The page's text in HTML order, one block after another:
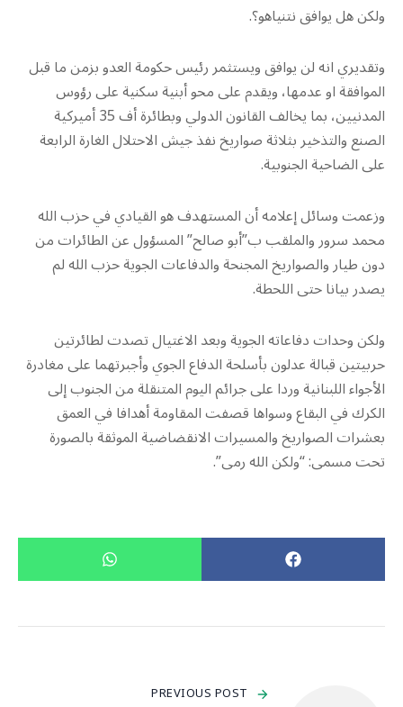
ولكن هل يوافق نتنياهو؟.
وتقديري انه لن يوافق ويستثمر رئيس حكومة العدو بزمن ما قبل
الموافقة او عدمها، ويقدم على محو أبنية سكنية على رؤوس
المدنيين، بما يخالف القانون الدولي وبطائرة أف 35 أميركية
الصنع والتذخير بثلاثة صواريخ نفذ جيش الاحتلال الغارة الرابعة
على الضاحية الجنوبية.
وزعمت وسائل إعلامه أن المستهدف هو القيادي في حزب الله
محمد سرور والملقب ب”أبو صالح” المسؤول عن الطائرات من
دون طيار والصواريخ المجنحة والدفاعات الجوية حزب الله لم
يصدر بيانا حتى اللحطة.
ولكن وحدات دفاعاته الجوية وبعد الاغتيال تصدت لطائرتين
حربيتين قبالة عدلون بأسلحة الدفاع الجوي وأجبرتهما على مغادرة
الأجواء اللبنانية وردا على جرائم اليوم المتنقلة من الجنوب إلى
الكرك في البقاع وسواها قصفت المقاومة أهدافا في العمق
بعشرات الصواريخ والمسيرات الانقضاضية الموثقة بالصورة
تحت مسمى: “ولكن الله رمى”.
PREVIOUS POST